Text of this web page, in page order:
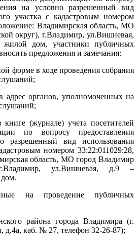
на условно разрешенный вид
участка с кадастровым номером
Владимирская область, МО
округ), г.Владимир, ул.Вишневая,
жилой дом, участники публичных
предложения и замечания:
форме в ходе проведения собрания
органов, уполномоченных на
(журнале) учета посетителей
по вопросу предоставления
разрешенный вид использования
номером 33:22:011029:28,
область, МО город Владимир
ул.Вишневая, д.9 –
на проведение публичных
района города Владимира (г.
д.4а, каб. № 27, телефон 32-26-87);